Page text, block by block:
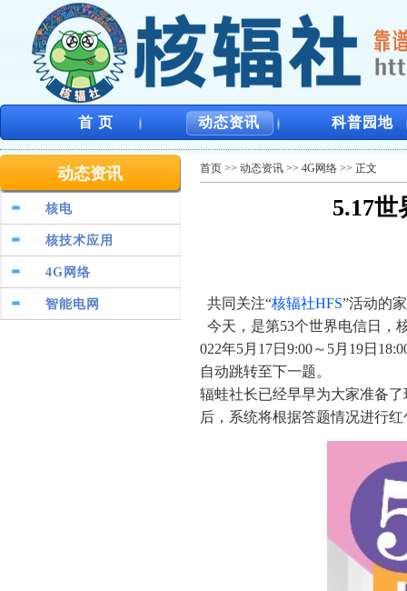
首 页 动态资讯 科普园地
动态资讯
核电
核技术应用
4G网络
智能电网
首页 >> 动态资讯 >> 4G网络 >> 正文
5.17
共同关注“核辐社HFS”活动的
今天，是第53个世界电信日，
022年5月17日9:00～5月19日
自动跳转至下一题。
辐蛙社长已经早早为大家准备
后，系统将根据答题情况进行